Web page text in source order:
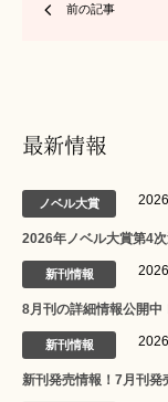
前の記事
最新情報
ノベル大賞
2026年ノベル大賞第4
新刊情報
8月刊の詳細情報公開中
新刊情報
新刊発売情報！7月刊発